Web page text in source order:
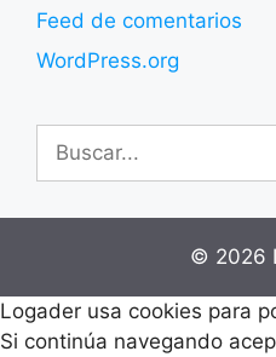
Feed de comentarios
WordPress.org
Buscar:
© 2026
Logader usa cookies para
Si continúa navegando